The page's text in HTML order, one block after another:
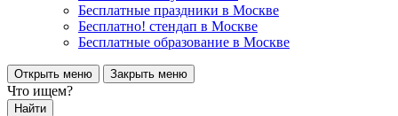
Бесплатные праздники в Москве
Бесплатно! стендап в Москве
Бесплатные образование в Москве
Открыть меню Закрыть меню
Что ищем?
Найти